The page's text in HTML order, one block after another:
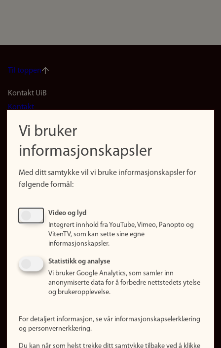
Til toppen
Footer
(no)
Kontakt UiB
Kontakt
Finn forsker
Presse
Finn studier
Ledige stillinger
Om nettstedet
Informasjonskapsler
Personvern
Vi bruker
informasjonskapsler
Med ditt samtykke vil vi bruke informasjonskapsler for
følgende formål:
Video og lyd
Integrert innhold fra YouTube, Vimeo, Panopto og
VitenTV, som kan sette sine egne
informasjonskapsler.
Statistikk og analyse
Vi bruker Google Analytics, som samler inn
anonymiserte data for å forbedre nettstedets ytelse
og brukeropplevelse.
For detaljert informasjon, se vår informasjonskapselerklæring
og personvernerklæring.
Du kan når som helst trekke ditt samtykke tilbake ved å klikke